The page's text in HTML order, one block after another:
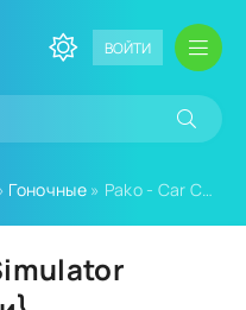
ВОЙТИ
Гоночные» Pako - Car Chase Simulator {ВЗЛОМ: на деньги}